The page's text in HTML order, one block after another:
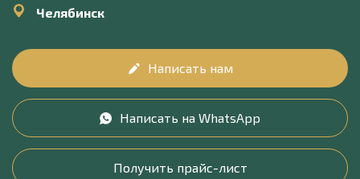
Челябинск
Написать нам
Написать на WhatsApp
Получить прайс-лист